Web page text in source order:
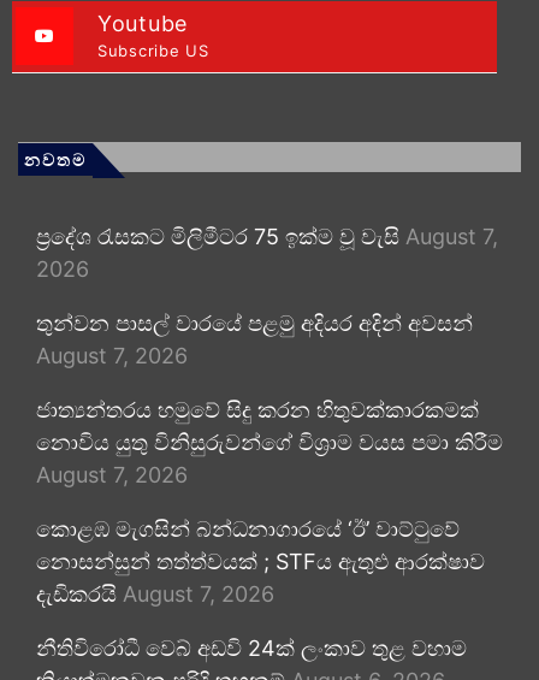
Youtube
Subscribe US
නවතම
ප්‍රදේශ රැසකට මිලිමීටර 75 ඉක්ම වූ වැසි August 7,
2026
තුන්වන පාසල් වාරයේ පළමු අදියර අදින් අවසන්
August 7, 2026
ජාත්‍යන්තරය හමුවේ සිදු කරන හිතුවක්කාරකමක්
නොවිය යුතු විනිසුරුවන්ගේ විශ්‍රාම වයස පමා කිරීම
August 7, 2026
කොළඹ මැගසින් බන්ධනාගාරයේ ‘ඊ’ වාට්ටුවේ
නොසන්සුන් තත්ත්වයක් ; STFය ඇතුළු ආරක්ෂාව
දැඩිකරයි August 7, 2026
නීතිවිරෝධී වෙබ් අඩවි 24ක් ලංකාව තුළ වහාම